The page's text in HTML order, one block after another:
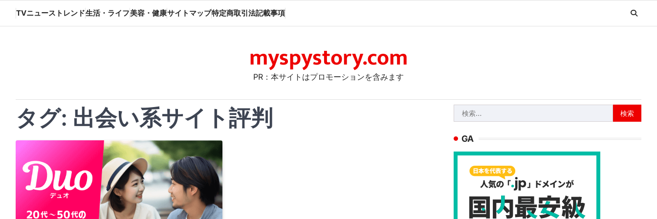
content
TVニューストレンド生活・ライフ美容・健康サイトマップ特定商取引法記載事項
myspystory.com
PR：本サイトはプロモーションを含みます
タグ: 出会い系サイト評判
索:
GA